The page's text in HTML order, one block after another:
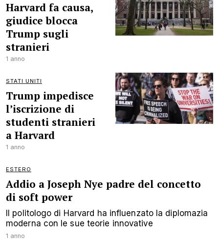
Harvard fa causa,
giudice blocca
Trump sugli
stranieri
1 anno
STATI UNITI
Trump impedisce
l’iscrizione di
studenti stranieri
a Harvard
1 anno
ESTERO
Addio a Joseph Nye padre del concetto
di soft power
Il politologo di Harvard ha influenzato la diplomazia
moderna con le sue teorie innovative
1 anno